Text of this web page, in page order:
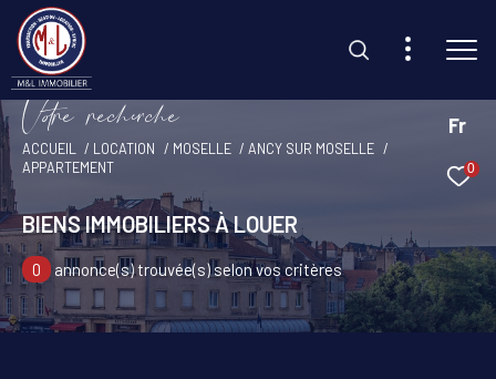
Fr
0
Vore recece
ACCUEIL LOCATION MOSELLE
ANCY SUR MOSELLE
APPARTEMENT
BIENS IMMOBILIERS À LOUER
0 annonce(s) trouvée(s) selon vos critères
Effectuer une recherche
et trouvez le bien qui correspond à vos critères
Type d'offre
Location